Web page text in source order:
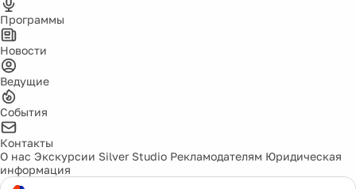
Программы
Новости
Ведущие
События
Контакты
О нас Экскурсии Silver Studio Рекламодателям Юридическая
информация